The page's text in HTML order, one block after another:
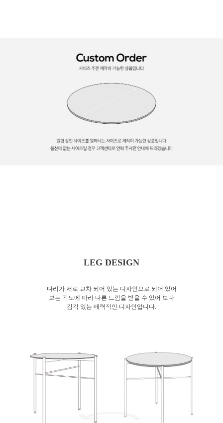
LEG DESIGN
다리가 서로 교차 되어 있는 디자인으로 되어 있어
보는 각도에 따라 다른 느낌을 받을 수 있어 보다
감각 있는 매력적인 디자인입니다.